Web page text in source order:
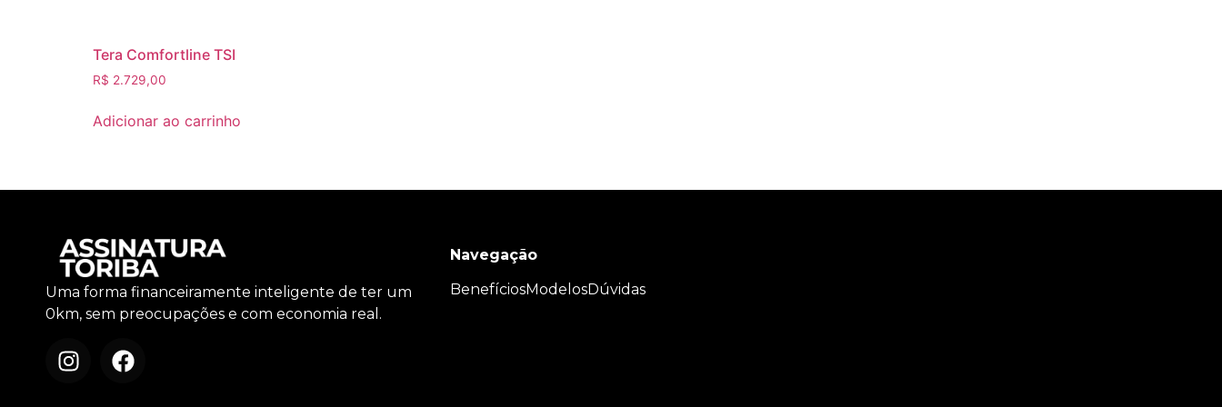
Tera Comfortline TSI
R$ 2.729,00
Adicionar ao carrinho
Uma forma financeiramente inteligente de ter um
0km, sem preocupações e com economia real.
Navegação
BenefíciosModelosDúvidas